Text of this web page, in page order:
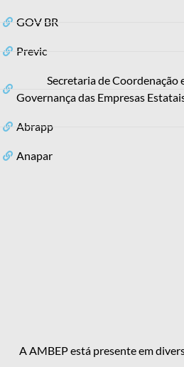
GOV BR
Previc
Secretaria de Coordenação
Governança das Empresas
Abrapp
Anapar
A AMBEP está presente em